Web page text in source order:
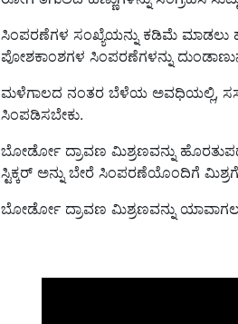
ಸಿಂಪರಣೆಗಳ ಸಂಖ್ಯೆಯನ್ನು ಕಡಿಮೆ ಮಾಡಲು
ಪೋಶಕಾಂಶಗಳ ಸಿಂಪರಣೆಗಳನ್ನು
ಮಳೆಗಾಲದ ನಂತರ ಬೆಳೆಯ ಅವಧಿಯಲ್ಲಿ,
ಸಿಂಪಡಿಸಬೇಕು.
ಬೋರ್ಡೋ ದ್ರಾವಣ ಮಿಶ್ರಣವನ್ನು
ಸ್ಟಿಕ್ಕರ್ ಅನ್ನು ಬೇರೆ ಸಿಂಪರಣೆಯೊಂದಿಗೆ
ಬೋರ್ಡೋ ದ್ರಾವಣ ಮಿಶ್ರಣವನ್ನು